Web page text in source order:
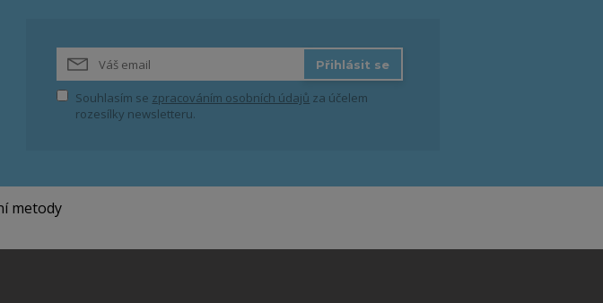
Přihlásit se
Souhlasím se zpracováním osobních údajů za účelem
rozesílky newsletteru.